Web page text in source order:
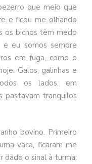
que meio que
e ficou me olhando
os bichos têm medo
e eu somos sempre
em fuga, como o
Galos, galinhas e
os lados, em
pastavam tranquilos
bovino. Primeiro
vaca, ficaram me
dado o sinal à turma: